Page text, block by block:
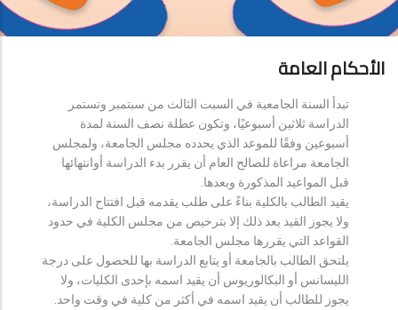
الأحكام العامة
تبدأ السنة الجامعية في السبت الثالث من سبتمبر وتستمر
الدراسة ثلاثين أسبوعيًا، وتكون عطلة نصف السنة لمدة
أسبوعين وفقًا للموعد الذي يحدده مجلس الجامعة، ولمجلس
الجامعة مراعاة للصالح العام أن يقرر بدء الدراسة أوانتهائها
قبل المواعيد المذكورة وبعدها.
يقيد الطالب بالكلية بناءً على طلب يقدمه قبل افتتاح الدراسة،
ولا يجوز القيد بعد ذلك إلا بترخيص من مجلس الكلية في حدود
القواعد التي يقررها مجلس الجامعة.
يلتحق الطالب بالجامعة أو يتابع الدراسة بها للحصول على درجة
الليسانس أو البكالوريوس أن يقيد اسمه بإحدى الكليات، ولا
يجوز للطالب أن يقيد اسمه في أكثر من كلية في وقت واحد.